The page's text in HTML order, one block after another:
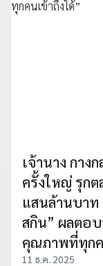
เจ้านาง กา
ครั้งใหญ่ รุก
แสนล้านบาท
สกิน” ผลตอ
คุณภาพที่ทุกค
11 ธ.ค. 2025